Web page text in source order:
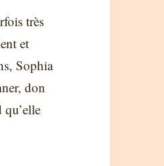
très
et
Sophia
don